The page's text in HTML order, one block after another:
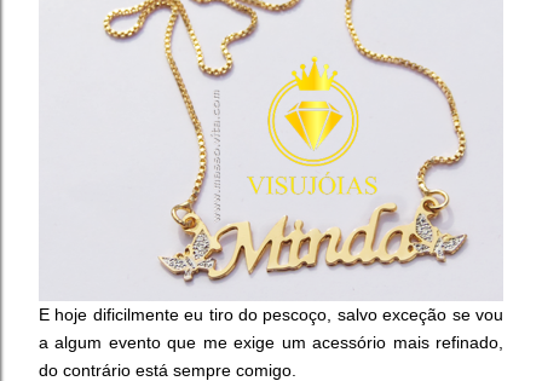
E hoje dificilmente eu tiro do pescoço, salvo exceção se vou
a algum evento que me exige um acessório mais refinado,
do contrário está sempre comigo.